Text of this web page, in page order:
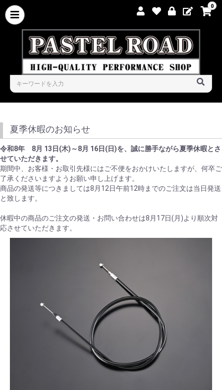
0
夏季休暇のお知らせ
令和8年 8月 13日(木)～8月 16日(日)を、誠に勝手ながら夏季休暇とさ
せていただきます。
期間中、お客様・お取引先様にはご不便をおかけいたしますが、何卒ご
了承くださいますようお願い申し上げます。
商品の発送等につきましては8月12日午前12時までのご注文は当日発送
と致します。
休暇中の商品のご注文の発送・お問い合わせは8月17日(月)より順次対
応させていただきます。